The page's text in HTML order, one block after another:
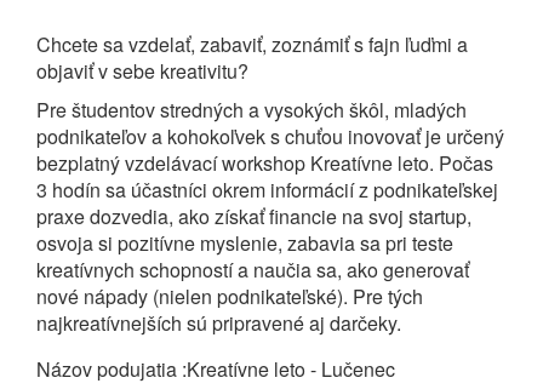
Chcete sa vzdelať, zabaviť, zoznámiť s fajn ľuďmi a
objaviť v sebe kreativitu?
Pre študentov stredných a vysokých škôl, mladých
podnikateľov a kohokoľvek s chuťou inovovať je určený
bezplatný vzdelávací workshop Kreatívne leto. Počas
3 hodín sa účastníci okrem informácií z podnikateľskej
praxe dozvedia, ako získať financie na svoj startup,
osvoja si pozitívne myslenie, zabavia sa pri teste
kreatívnych schopností a naučia sa, ako generovať
nové nápady (nielen podnikateľské). Pre tých
najkreatívnejších sú pripravené aj darčeky.
Názov podujatia Kreatívne leto - Lučenec